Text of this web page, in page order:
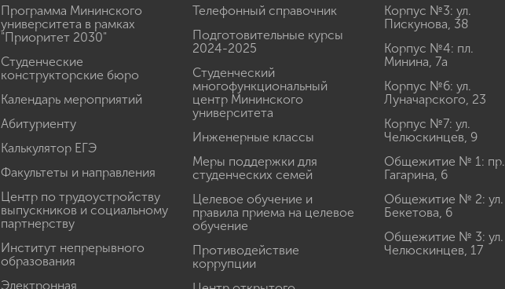
Программа Мининского
университета в рамках
"Приоритет 2030"
Студенческие
конструкторские бюро
Календарь мероприятий
Абитуриенту
Калькулятор ЕГЭ
Факультеты и направления
Центр по трудоустройству
выпускников и социальному
партнерству
Институт непрерывного
образования
Электронная
Телефонный справочник
Подготовительные курсы
2024-2025
Студенческий
многофункциональный
центр Мининского
университета
Инженерные классы
Меры поддержки для
студенческих семей
Целевое обучение и
правила приема на целевое
обучение
Противодействие
коррупции
Корпус №3: ул.
Пискунова, 38
Корпус №4: пл.
Минина, 7а
Корпус №6: ул.
Луначарского, 23
Корпус №7: ул.
Челюскинцев, 9
Общежитие № 1: пр.
Гагарина, 6
Общежитие № 2: ул.
Бекетова, 6
Общежитие № 3: ул.
Челюскинцев, 17